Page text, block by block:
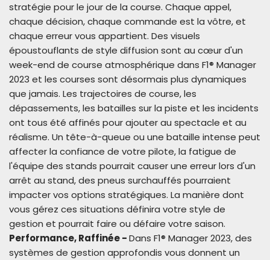
stratégie pour le jour de la course. Chaque appel,
chaque décision, chaque commande est la vôtre, et
chaque erreur vous appartient. Des visuels
époustouflants de style diffusion sont au cœur d'un
week-end de course atmosphérique dans F1® Manager
2023 et les courses sont désormais plus dynamiques
que jamais. Les trajectoires de course, les
dépassements, les batailles sur la piste et les incidents
ont tous été affinés pour ajouter au spectacle et au
réalisme. Un tête-à-queue ou une bataille intense peut
affecter la confiance de votre pilote, la fatigue de
l'équipe des stands pourrait causer une erreur lors d'un
arrêt au stand, des pneus surchauffés pourraient
impacter vos options stratégiques. La manière dont
vous gérez ces situations définira votre style de
gestion et pourrait faire ou défaire votre saison.
Performance, Raffinée -Dans F1® Manager 2023, des
systèmes de gestion approfondis vous donnent un